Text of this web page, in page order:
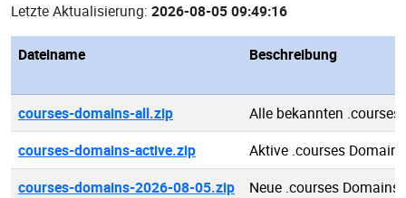
Letzte Aktualisierung: 2026-08-05 09:49:16
Dateiname Beschreibung
courses-domains-all.zip
Alle bekannten .courses
courses-domains-active.zip
Aktive .courses Domains
courses-domains-2026-08-05.zip
Neue .courses Domains